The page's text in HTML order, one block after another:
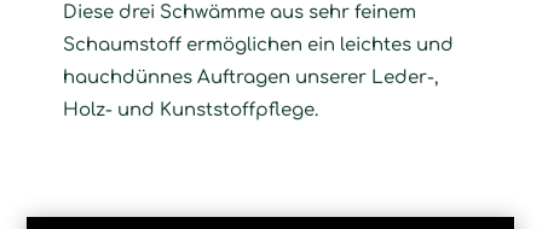
Diese drei Schwämme aus sehr feinem
Schaumstoff ermöglichen ein leichtes und
hauchdünnes Auftragen unserer Leder-,
Holz- und Kunststoffpflege.